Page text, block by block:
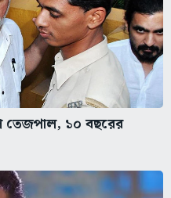
তেজপাল, ১০ বছরের